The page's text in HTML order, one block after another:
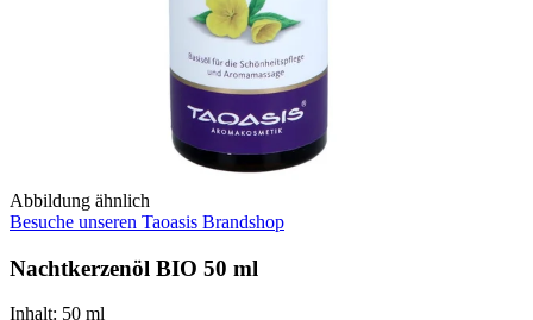
Abbildung ähnlich
Besuche unseren Taoasis Brandshop
Nachtkerzenöl BIO 50 ml
Inhalt: 50 ml